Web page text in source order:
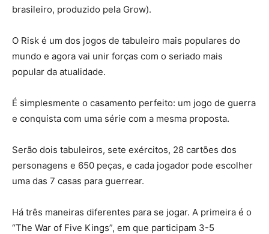
brasileiro, produzido pela Grow).
O Risk é um dos jogos de tabuleiro mais populares do
mundo e agora vai unir forças com o seriado mais
popular da atualidade.
É simplesmente o casamento perfeito: um jogo de guerra
e conquista com uma série com a mesma proposta.
Serão dois tabuleiros, sete exércitos, 28 cartões dos
personagens e 650 peças, e cada jogador pode escolher
uma das 7 casas para guerrear.
Há três maneiras diferentes para se jogar. A primeira é o
“The War of Five Kings”, em que participam 3-5